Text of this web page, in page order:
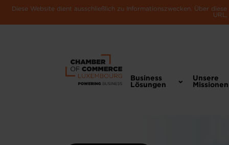
Diese Website dient ausschließlich zu Informationszwecken. Über
Business
Lösungen
Unsere
Missionen